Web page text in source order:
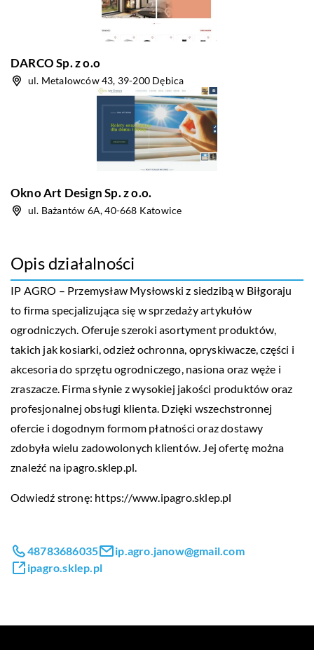
DARCO Sp. z o.o
ul. Metalowców 43, 39-200 Dębica
Okno Art Design Sp. z o.o.
ul. Bażantów 6A, 40-668 Katowice
Opis działalności
IP AGRO – Przemysław Mysłowski z siedzibą w Biłgoraju
to firma specjalizująca się w sprzedaży artykułów
ogrodniczych. Oferuje szeroki asortyment produktów,
takich jak kosiarki, odzież ochronna, opryskiwacze, części i
akcesoria do sprzętu ogrodniczego, nasiona oraz węże i
zraszacze. Firma słynie z wysokiej jakości produktów oraz
profesjonalnej obsługi klienta. Dzięki wszechstronnej
ofercie i dogodnym formom płatności oraz dostawy
zdobyła wielu zadowolonych klientów. Jej ofertę można
znaleźć na ipagro.sklep.pl.
Odwiedź stronę: https://www.ipagro.sklep.pl
48783686035
ip.agro.janow@gmail.com
ipagro.sklep.pl